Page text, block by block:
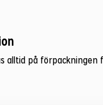
alltid på förpackningen